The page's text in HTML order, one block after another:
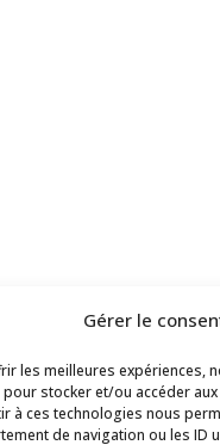
Gérer le
les meilleures expériences,
stocker et/ou accéder
à ces technologies nous
de navigation ou les ID